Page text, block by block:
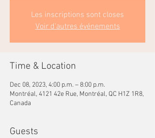
Les inscriptions sont closes
Voir d'autres événements
Time & Location
Dec 08, 2023, 4:00 p.m. – 8:00 p.m.
Montréal, 4121 42e Rue, Montréal, QC H1Z 1R8,
Canada
Guests